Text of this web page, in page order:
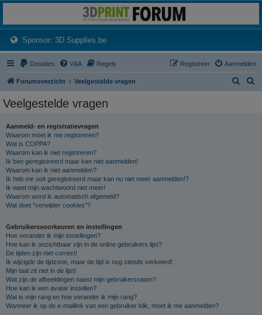
Het 3D print forum van de Benelux na de sluiting van 3dprintforum.nl
Sponsor: 3D Supplies.be(Opens a new tab)
Donaties V&A Regels Aanmelden
Registreer
Forumoverzicht Veelgestelde vragen
Veelgestelde vragen
Aanmeld- en registratievragen
Waarom moet ik me registreren?
Wat is COPPA?
Waarom kan ik niet registreren?
Ik ben geregistreerd maar kan niet aanmelden!
Waarom kan ik niet aanmelden?
Ik heb me ooit geregistreerd maar kan nu niet meer aanmelden!?
Ik weet mijn wachtwoord niet meer!
Waarom word ik automatisch afgemeld?
Wat doet "verwijder cookies"?
Gebruikersvoorkeuren en instellingen
Hoe verander ik mijn instellingen?
Hoe kan ik onzichtbaar zijn in de online gebruikers lijst?
De tijden zijn niet correct!
Ik wijzigde de tijdzone, maar de tijd is nog steeds verkeerd!
Mijn taal zit niet in de lijst!
Wat zijn de afbeeldingen naast mijn gebruikersnaam?
Hoe kan ik een avatar instellen?
Wat is mijn rang en hoe verander ik mijn rang?
Wanneer ik op de e-maillink van een gebruiker klik, moet ik me aanmelden?